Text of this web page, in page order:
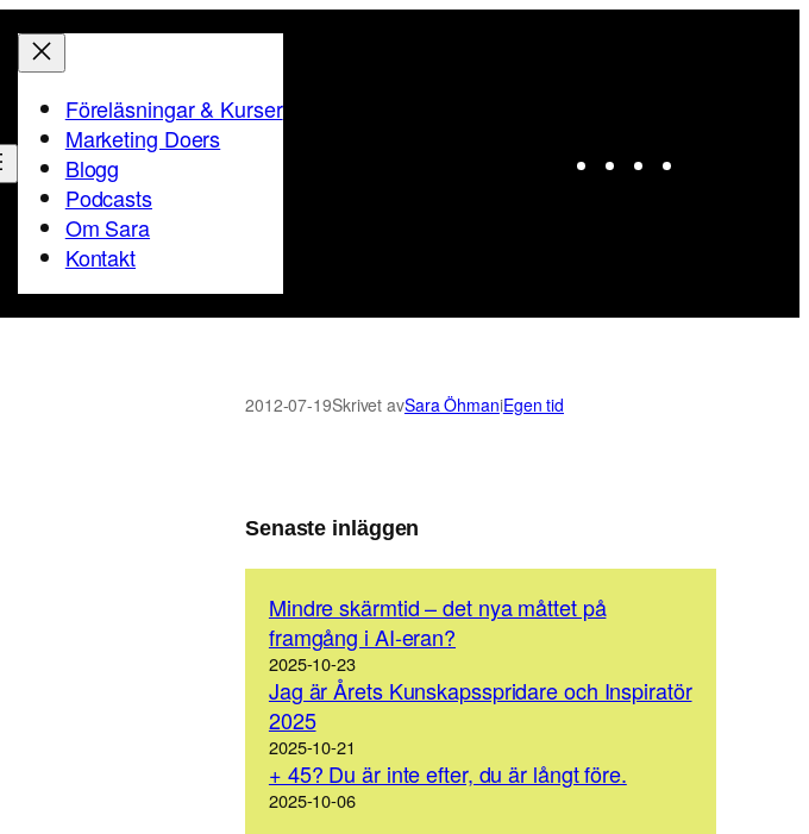
Föreläsningar & Kurser
Marketing Doers
Blogg
Podcasts
Om Sara
Kontakt
Instagram
Facebook
2012-07-19Skrivet avSara ÖhmaniEgen tid
Senaste inläggen
Mindre skärmtid – det nya måttet på
framgång i AI-eran?
2025-10-23
Jag är Årets Kunskapsspridare och Inspiratör
2025
2025-10-21
+ 45? Du är inte efter, du är långt före.
2025-10-06